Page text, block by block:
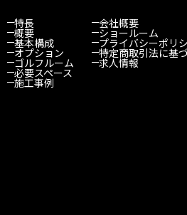
特長
概要
基本構成
オプション
ゴルフルーム
必要スペース
施工事例
会社概要
ショールーム
プライバシーポリ
特定商取引法に基
求人情報